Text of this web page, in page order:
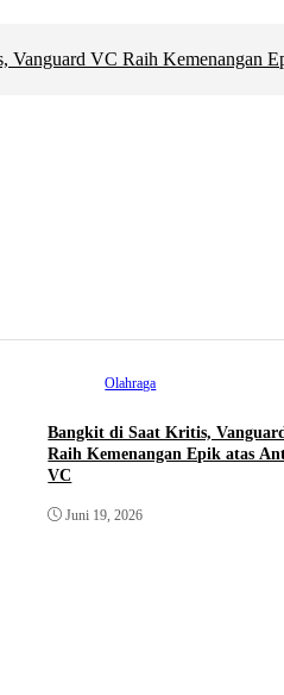
Vanguard VC Raih Kemenangan
Olahraga
Bangkit di Saat Kritis,
Raih Kemenangan Epik atas
VC
Juni 19, 2026